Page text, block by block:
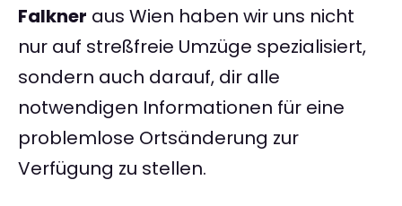
Falkner aus Wien haben wir uns nicht
nur auf streßfreie Umzüge spezialisiert,
sondern auch darauf, dir alle
notwendigen Informationen für eine
problemlose Ortsänderung zur
Verfügung zu stellen.